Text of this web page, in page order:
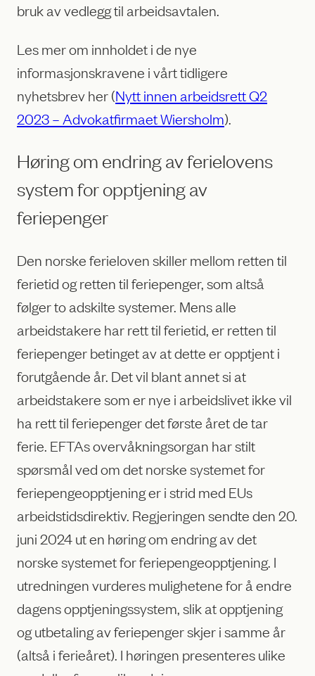
bruk av vedlegg til arbeidsavtalen.
Les mer om innholdet i de nye
informasjonskravene i vårt tidligere
nyhetsbrev her (Nytt innen arbeidsrett Q2
2023 – Advokatfirmaet Wiersholm).
Høring om endring av ferielovens
system for opptjening av
feriepenger
Den norske ferieloven skiller mellom retten til
ferietid og retten til feriepenger, som altså
følger to adskilte systemer. Mens alle
arbeidstakere har rett til ferietid, er retten til
feriepenger betinget av at dette er opptjent i
forutgående år. Det vil blant annet si at
arbeidstakere som er nye i arbeidslivet ikke vil
ha rett til feriepenger det første året de tar
ferie. EFTAs overvåkningsorgan har stilt
spørsmål ved om det norske systemet for
feriepengeopptjening er i strid med EUs
arbeidstidsdirektiv. Regjeringen sendte den 20.
juni 2024 ut en høring om endring av det
norske systemet for feriepengeopptjening. I
utredningen vurderes mulighetene for å endre
dagens opptjeningssystem, slik at opptjening
og utbetaling av feriepenger skjer i samme år
(altså i ferieåret). I høringen presenteres ulike